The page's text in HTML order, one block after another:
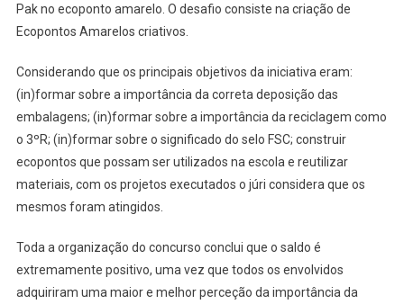
Pak no ecoponto amarelo. O desafio consiste na criação de
Ecopontos Amarelos criativos.
Considerando que os principais objetivos da iniciativa eram:
(in)formar sobre a importância da correta deposição das
embalagens; (in)formar sobre a importância da reciclagem como
o 3ºR; (in)formar sobre o significado do selo FSC; construir
ecopontos que possam ser utilizados na escola e reutilizar
materiais, com os projetos executados o júri considera que os
mesmos foram atingidos.
Toda a organização do concurso conclui que o saldo é
extremamente positivo, uma vez que todos os envolvidos
adquiriram uma maior e melhor perceção da importância da